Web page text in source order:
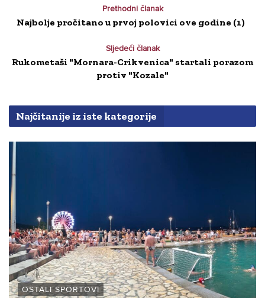
Prethodni članak
Najbolje pročitano u prvoj polovici ove godine (1)
Sljedeći članak
Rukometaši "Mornara-Crikvenica" startali porazom
protiv "Kozale"
Najčitanije iz iste kategorije
OSTALI SPORTOVI